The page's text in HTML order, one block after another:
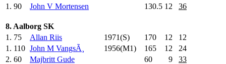
1. 90 John V Mortensen 130.5 12 36
8. Aalborg SK
1. 75 Allan Riis 1971(S) 170 12
12
1. 110 John M VangsÃ¸ 1956(M1) 165 12
24
2. 60 Majbritt Gude 60 9 33